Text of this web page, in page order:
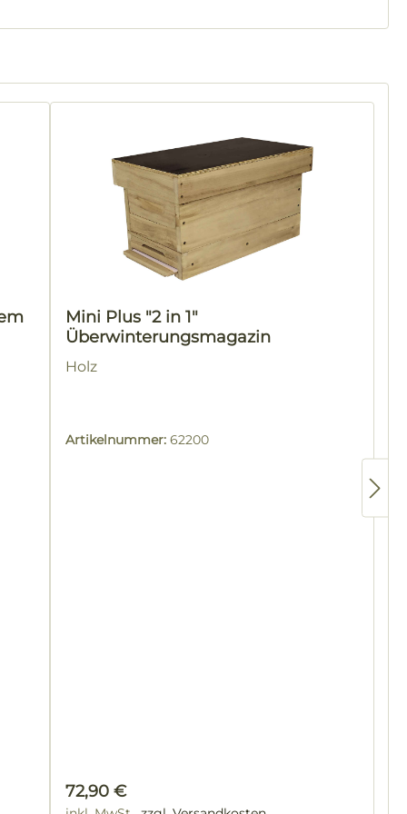
Mini Plus "2 in 1"
Überwinterungsmagazin
Holz
Artikelnummer:62200
Regulärer Preis:
72,90 €